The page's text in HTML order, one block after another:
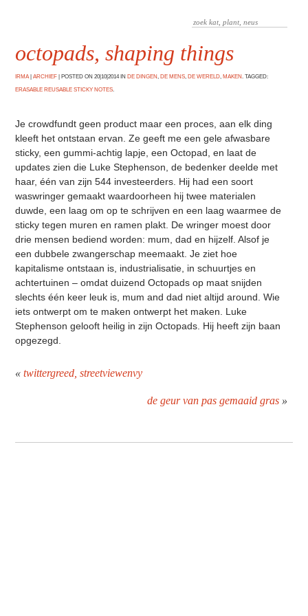
octopads, shaping things
IRMA|ARCHIEF POSTED ON 20|10|2014 IN DE DINGEN, DE MENS, DE WERELD, MAKEN. TAGGED:
ERASABLE REUSABLE STICKY NOTES.
Je crowdfundt geen product maar een proces, aan elk ding
kleeft het ontstaan ervan. Ze geeft me een gele afwasbare
sticky, een gummi-achtig lapje, een Octopad, en laat de
updates zien die Luke Stephenson, de bedenker deelde met
haar, één van zijn 544 investeerders. Hij had een soort
waswringer gemaakt waardoorheen hij twee materialen
duwde, een laag om op te schrijven en een laag waarmee de
sticky tegen muren en ramen plakt. De wringer moest door
drie mensen bediend worden: mum, dad en hijzelf. Alsof je
een dubbele zwangerschap meemaakt. Je ziet hoe
kapitalisme ontstaan is, industrialisatie, in schuurtjes en
achtertuinen – omdat duizend Octopads op maat snijden
slechts één keer leuk is, mum and dad niet altijd around. Wie
iets ontwerpt om te maken ontwerpt het maken. Luke
Stephenson gelooft heilig in zijn Octopads. Hij heeft zijn baan
opgezegd.
«twittergreed, streetviewenvy
de geur van pas gemaaid gras»